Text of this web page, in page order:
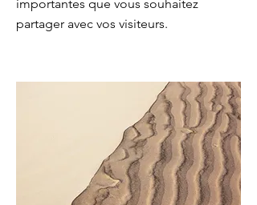
importantes que vous souhaitez
partager avec vos visiteurs.